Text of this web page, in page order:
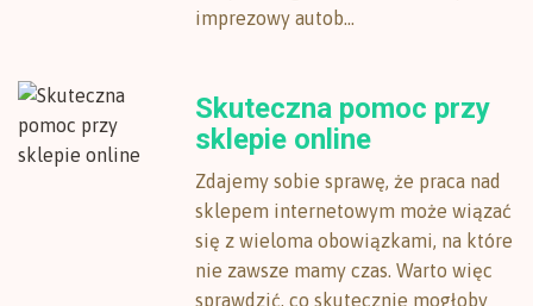
imprezowy autob...
Skuteczna pomoc przy
sklepie online
Zdajemy sobie sprawę, że praca nad
sklepem internetowym może wiązać
się z wieloma obowiązkami, na które
nie zawsze mamy czas. Warto więc
sprawdzić, co skutecznie mogłoby